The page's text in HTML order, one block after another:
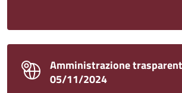
Amministrazione
05/11/2024